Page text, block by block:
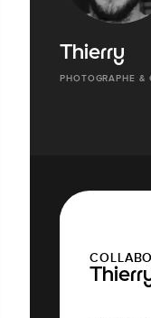
Thierry
PHOTOGRAPHE &